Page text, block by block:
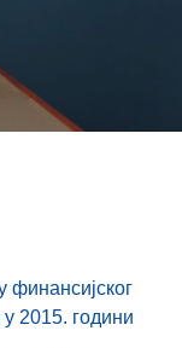
финансијског
2015. години